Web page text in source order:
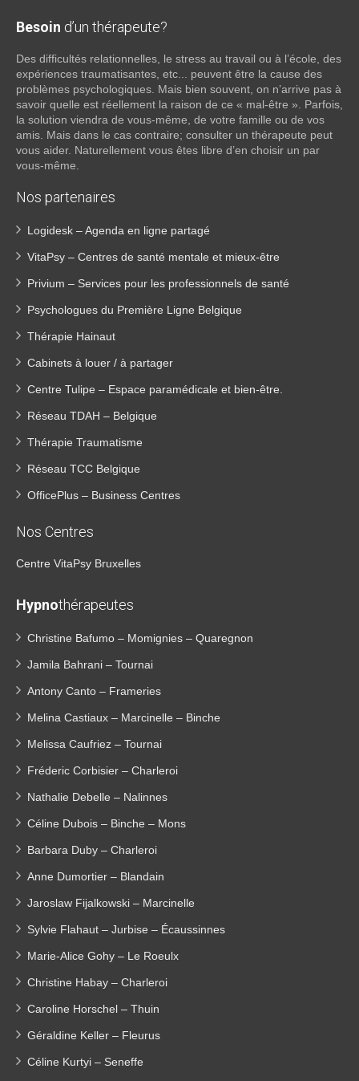
Besoin d’un thérapeute?
Des difficultés relationnelles, le stress au travail ou à l’école, des
expériences traumatisantes, etc... peuvent être la cause des
problèmes psychologiques. Mais bien souvent, on n’arrive pas à
savoir quelle est réellement la raison de ce « mal-être ». Parfois,
la solution viendra de vous-même, de votre famille ou de vos
amis. Mais dans le cas contraire; consulter un thérapeute peut
vous aider. Naturellement vous êtes libre d’en choisir un par
vous-même.
Nos partenaires
Logidesk – Agenda en ligne partagé
VitaPsy – Centres de santé mentale et mieux-être
Privium – Services pour les professionnels de santé
Psychologues du Première Ligne Belgique
Thérapie Hainaut
Cabinets à louer / à partager
Centre Tulipe – Espace paramédicale et bien-être.
Réseau TDAH – Belgique
Thérapie Traumatisme
Réseau TCC Belgique
OfficePlus – Business Centres
Nos Centres
Centre VitaPsy Bruxelles
Hypnothérapeutes
Christine Bafumo – Momignies – Quaregnon
Jamila Bahrani – Tournai
Antony Canto – Frameries
Melina Castiaux – Marcinelle – Binche
Melissa Caufriez – Tournai
Fréderic Corbisier – Charleroi
Nathalie Debelle – Nalinnes
Céline Dubois – Binche – Mons
Barbara Duby – Charleroi
Anne Dumortier – Blandain
Jaroslaw Fijalkowski – Marcinelle
Sylvie Flahaut – Jurbise – Écaussinnes
Marie-Alice Gohy – Le Roeulx
Christine Habay – Charleroi
Caroline Horschel – Thuin
Géraldine Keller – Fleurus
Céline Kurtyi – Seneffe